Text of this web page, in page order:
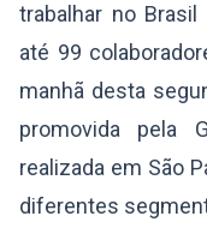
trabalhar no
até 99
manhã desta
promovida pela
realizada em São
diferentes